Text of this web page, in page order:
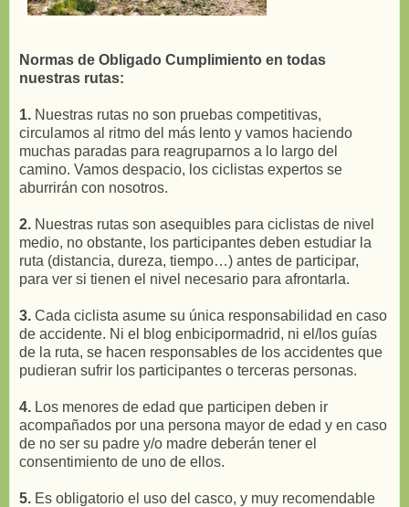
Normas de Obligado Cumplimiento en todas
nuestras rutas:
1. Nuestras rutas no son pruebas competitivas,
circulamos al ritmo del más lento y vamos haciendo
muchas paradas para reagruparnos a lo largo del
camino. Vamos despacio, los ciclistas expertos se
aburrirán con nosotros.
2. Nuestras rutas son asequibles para ciclistas de nivel
medio, no obstante, los participantes deben estudiar la
ruta (distancia, dureza, tiempo…) antes de participar,
para ver si tienen el nivel necesario para afrontarla.
3. Cada ciclista asume su única responsabilidad en caso
de accidente. Ni el blog enbicipormadrid, ni el/los guías
de la ruta, se hacen responsables de los accidentes que
pudieran sufrir los participantes o terceras personas.
4. Los menores de edad que participen deben ir
acompañados por una persona mayor de edad y en caso
de no ser su padre y/o madre deberán tener el
consentimiento de uno de ellos.
5. Es obligatorio el uso del casco, y muy recomendable